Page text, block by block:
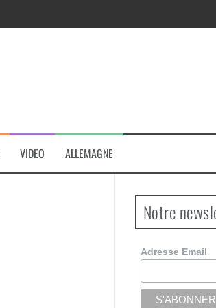
VIDEO ALLEMAGNE
Notre
Adresse Email